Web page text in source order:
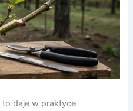
daje w praktyce